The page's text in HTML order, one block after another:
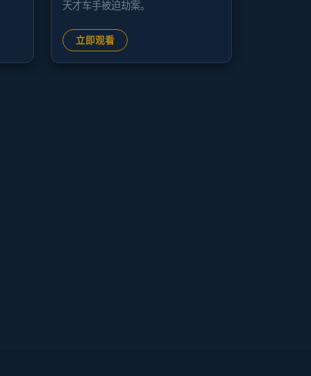
天才车手被迫劫案。
立即观看